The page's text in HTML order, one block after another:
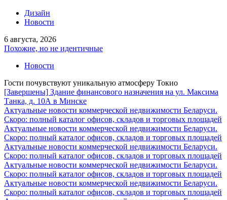
Дизайн
Новости
6 августа, 2026
Похожие, но не идентичные
Новости
Гости почувствуют уникальную атмосферу Токио
[Завершены] Здание финансового назначения на ул. Максима
Танка, д. 10А в Минске
Актуальные новости коммерческой недвижимости Беларуси.
Скоро: полный каталог офисов, складов и торговых площадей
Актуальные новости коммерческой недвижимости Беларуси.
Скоро: полный каталог офисов, складов и торговых площадей
Актуальные новости коммерческой недвижимости Беларуси.
Скоро: полный каталог офисов, складов и торговых площадей
Актуальные новости коммерческой недвижимости Беларуси.
Скоро: полный каталог офисов, складов и торговых площадей
Актуальные новости коммерческой недвижимости Беларуси.
Скоро: полный каталог офисов, складов и торговых площадей